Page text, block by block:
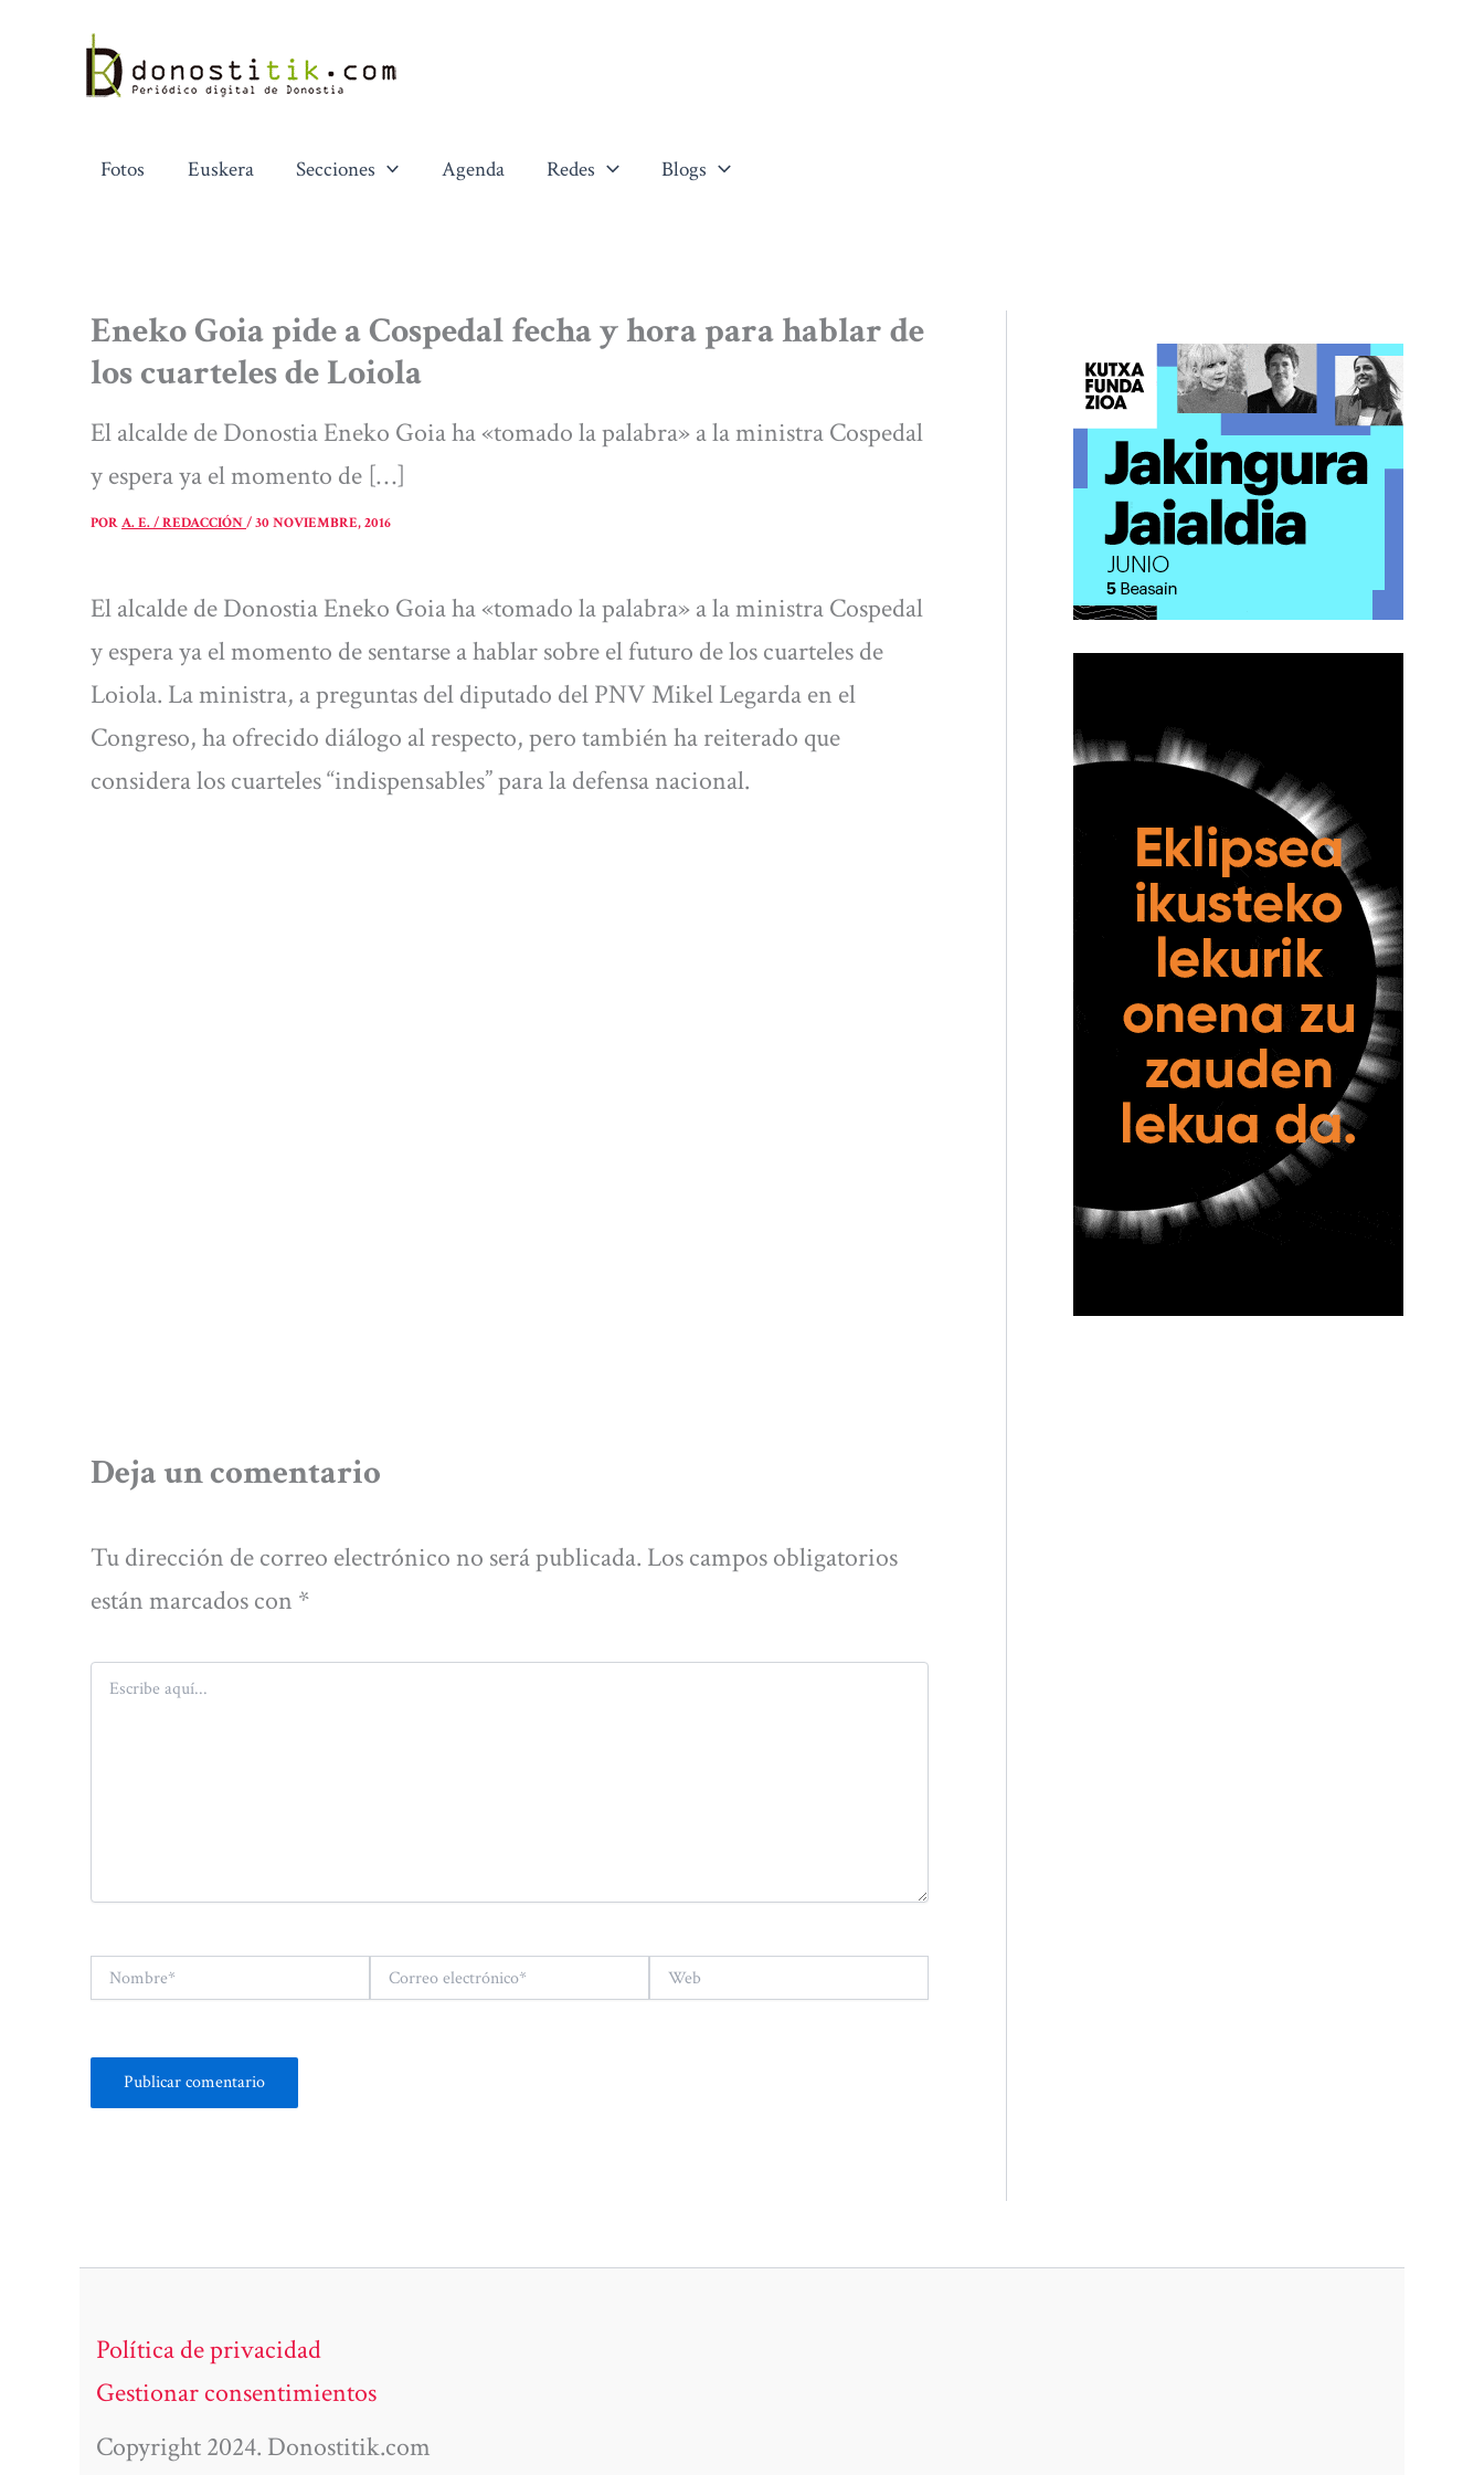
contenido
Fotos Euskera Secciones Agenda Redes Blogs
Eneko Goia pide a Cospedal fecha y hora para hablar de
los cuarteles de Loiola
El alcalde de Donostia Eneko Goia ha «tomado la palabra» a la ministra Cospedal
y espera ya el momento de […]
PORA. E. / REDACCIÓN/30 NOVIEMBRE, 2016
El alcalde de Donostia Eneko Goia ha «tomado la palabra» a la ministra Cospedal
y espera ya el momento de sentarse a hablar sobre el futuro de los cuarteles de
Loiola. La ministra, a preguntas del diputado del PNV Mikel Legarda en el
Congreso, ha ofrecido diálogo al respecto, pero también ha reiterado que
considera los cuarteles “indispensables” para la defensa nacional.
Deja un comentario
Tu dirección de correo electrónico no será publicada. Los campos obligatorios
están marcados con *
aquí...
electrónico*
Política de privacidad
Gestionar consentimientos
Copyright 2024. Donostitik.com